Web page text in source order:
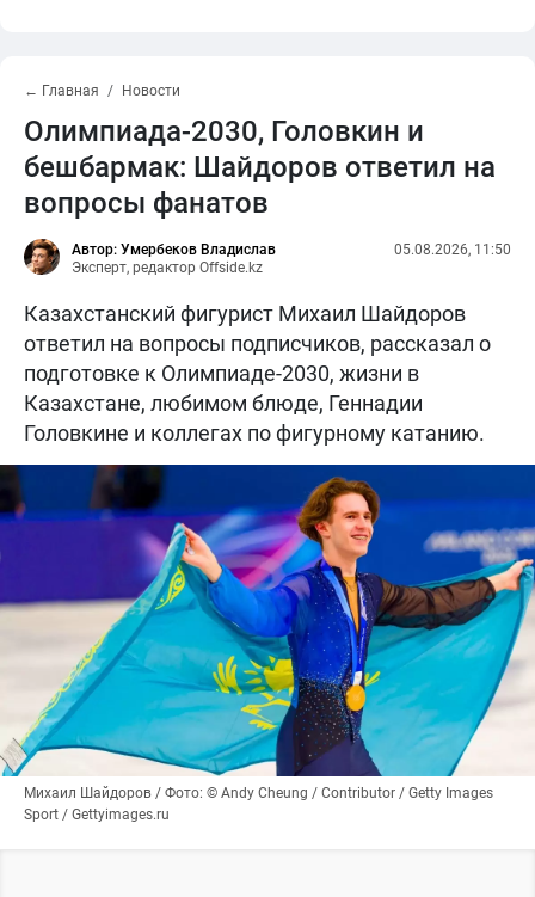
← Главная Новости
Олимпиада-2030, Головкин и
бешбармак: Шайдоров ответил на
вопросы фанатов
Автор: Умербеков Владислав
Эксперт, редактор Offside.kz
05.08.2026, 11:50
Казахстанский фигурист Михаил Шайдоров
ответил на вопросы подписчиков, рассказал о
подготовке к Олимпиаде-2030, жизни в
Казахстане, любимом блюде, Геннадии
Головкине и коллегах по фигурному катанию.
Михаил Шайдоров / Фото: © Andy Cheung / Contributor / Getty Images
Sport / Gettyimages.ru